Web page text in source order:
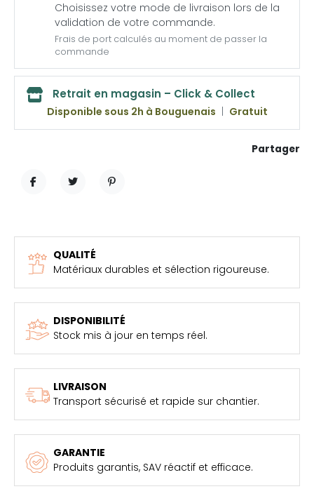
Choisissez votre mode de livraison lors de la
validation de votre commande.
Frais de port calculés au moment de passer la
commande
Retrait en magasin – Click & Collect
Disponible sous 2h à Bouguenais Gratuit
Partager
QUALITÉ
Matériaux durables et sélection rigoureuse.
DISPONIBILITÉ
Stock mis à jour en temps réel.
LIVRAISON
Transport sécurisé et rapide sur chantier.
GARANTIE
Produits garantis, SAV réactif et efficace.